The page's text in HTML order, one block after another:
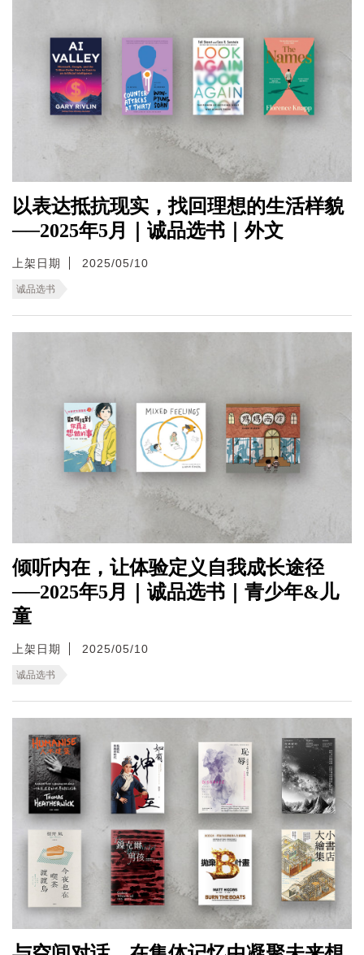
以表达抵抗现实，找回理想的生活样貌
──2025年5月｜诚品选书｜外文
上架日期 2025/05/10
诚品选书
倾听内在，让体验定义自我成长途径
──2025年5月｜诚品选书｜青少年&儿
童
上架日期 2025/05/10
诚品选书